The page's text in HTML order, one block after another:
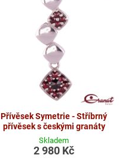
Přívěsek Symetrie - Stříbrný
přívěsek s českými granáty
Skladem
2 980 Kč